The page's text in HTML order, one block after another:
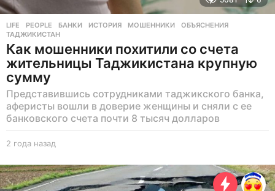
LIFE ,PEOPLE БАНКИ ,ИСТОРИЯ ,МОШЕННИКИ ,ОБЪЯСНЕНИЯ
ТАДЖИКИСТАН
Как мошенники похитили со счета
жительницы Таджикистана крупную
сумму
Представившись сотрудниками таджикского банка,
аферисты вошли в доверие женщины и сняли с ее
банковского счета почти 8 тысяч долларов
2 года назад
о
д